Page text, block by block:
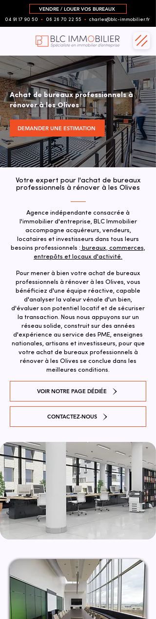
VENDRE / LOUER VOS BUREAUX
04 91 17 90 50 ▪︎ 06 26 70 22 55 ▪︎ charles@blc-immobilier.fr
Achat de bureaux professionnels à
rénover à les Olives
DEMANDER UNE ESTIMATION
Votre expert pour l'achat de bureaux
professionnels à rénover à les Olives
Agence indépendante consacrée à
l'immobilier d'entreprise, BLC Immobilier
accompagne acquéreurs, vendeurs,
locataires et investisseurs dans tous leurs
besoins professionnels : bureaux, commerces,
entrepôts et locaux d'activité.
Pour mener à bien votre achat de bureaux
professionnels à rénover à les Olives, vous
bénéficiez d'une équipe réactive, capable
d'analyser la valeur vénale d'un bien,
d'évaluer son potentiel locatif et de sécuriser
la transaction. ​Nous nous appuyons sur un
réseau solide, construit sur des années
d'expérience au service des PME, enseignes
nationales, artisans et investisseurs, pour que
votre achat de bureaux professionnels à
rénover à les Olives se conclue dans les
meilleures conditions.
VOIR NOTRE PAGE DÉDIÉE
CONTACTEZ-NOUS